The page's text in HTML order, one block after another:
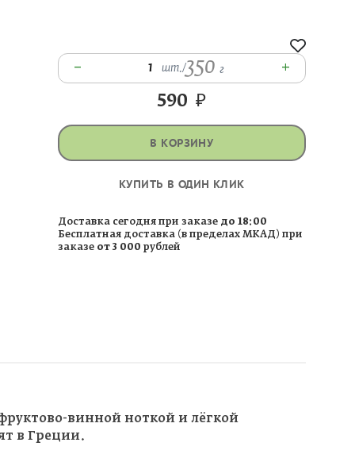
– 1 шт./350 г +
590 ₽
В КОРЗИНУ
КУПИТЬ В ОДИН КЛИК
Доставка сегодня при заказе до 18:00
Бесплатная доставка (в пределах МКАД) при
заказе от 3 000 рублей
винной ноткой и лёгкой
в Греции.